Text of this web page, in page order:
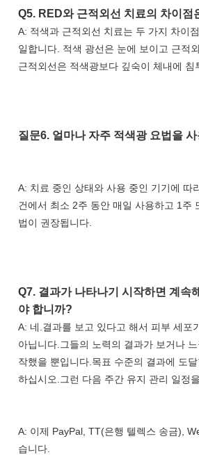
Q5. RED와 근적외선 치료의 차이점
A: 적색과 근적외선 치료는 두 가지 차이
일합니다. 적색 광선은 눈에 보이고 근적
근적외선은 적색광보다 깊숙이 체내에 침
질문6. 얼마나 자주 적색광 요법을
A: 치료 중인 상태와 사용 중인 기기에 따
건에서 최소 2주 동안 매일 사용하고 1주
법이 권장됩니다.
Q7. 결과가 나타나기 시작하면 계속
야 합니까?
A: 네.결과를 보고 있다고 해서 피부 세포
아닙니다.그들의 노력의 결과가 보거나
작했을 뿐입니다.목표 수준의 결과에 도
하십시오.그런 다음 주간 유지 관리 일정
A: 이제 PayPal, TT(은행 텔렉스 송금),
습니다.